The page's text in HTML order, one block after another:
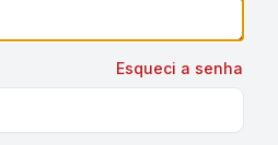
Esqueci a senha